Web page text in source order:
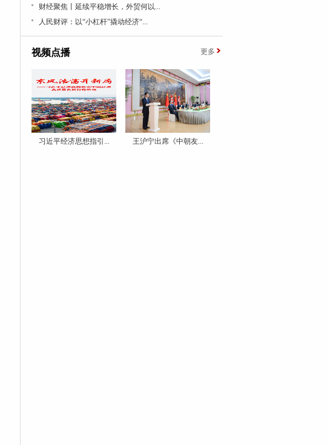
财经聚焦丨延续平稳增长，外贸何以...
人民财评：以“小杠杆”撬动经济“...
视频点播 更多
习近平经济思想指引... 王沪宁出席《中朝友...